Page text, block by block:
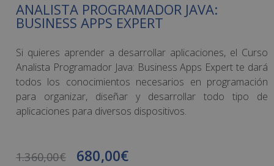
ANALISTA PROGRAMADOR JAVA:
BUSINESS APPS EXPERT
Si quieres aprender a desarrollar aplicaciones, el Curso
Analista Programador Java: Business Apps Expert te dará
todos los conocimientos necesarios en programación
para organizar, diseñar y desarrollar todo tipo de
aplicaciones para diversos dispositivos.
1.360,00€ 680,00€